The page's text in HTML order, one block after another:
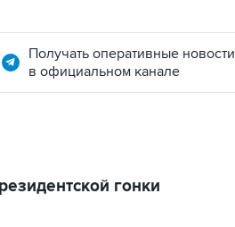
Получать оперативные новости
в официальном канале
гонки